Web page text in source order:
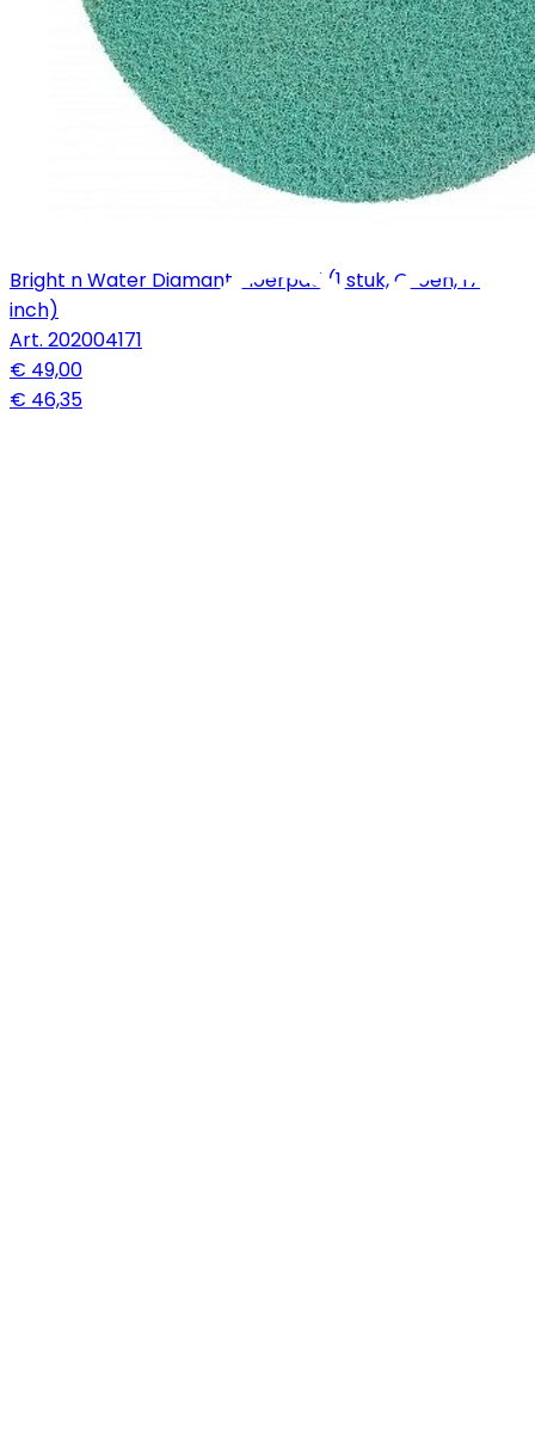
Bright n Water Diamant vloerpad (1 stuk, Groen, 17
inch)
Art. 202004171
€ 49,00
€ 46,35